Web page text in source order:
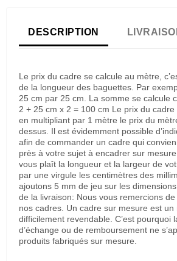
DESCRIPTION
Le prix du cadre se calcule au mètre,
de la longueur des baguettes. Par
25 cm par 25 cm. La somme se calcule
2 + 25 cm x 2 = 100 cm Le prix du
en multipliant par 1 mètre le prix du
dessus. Il est évidemment possible
afin de commander un cadre qui
près à votre sujet à encadrer sur
vous plaît la longueur et la largeur de
par une virgule les centimètres des
ajoutons 5 mm de jeu sur les
de la livraison: Nous vous remercions
nos cadres. Un cadre sur mesure est un
difficilement revendable. C’est pourquoi
d’échange ou de remboursement ne
produits fabriqués sur mesure.